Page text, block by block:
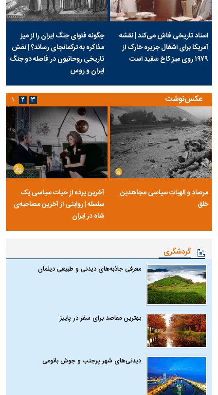
اسناد تاریخی فاش می‌کند | نقشه
آمریکا برای اشغال جزیره خارک از
۱۹۷۹ روی میز کاخ سفید است
چگونه فتوای جنگ ایران را از میز
مذاکره به ترکمانچای رساند؟ | نقش
تاریخی روحانیون در فاصله دو جنگ
ایران و روس
عکس‌نوشت
مرصاد و الهیات سیاسی مجاهدین
خلق
آخرین پرده از حیات سیاسی یک
سلسله | روایتی از آخرین مصاحبه‌ی
شاه در ایران
۱ ۲ ۳
گردشگری
معرفی جاذبه‌های دیدنی و طبیعی دیلمان
بهترین مقاصد برای سفر در پاییز
دیدنی‌های شهر پرجنب و جوش باتومی